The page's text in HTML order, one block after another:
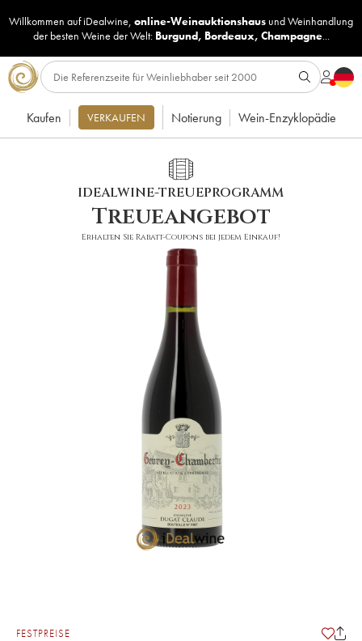
Willkommen auf iDealwine, online-Weinauktionshaus undWeinhandlung
der besten Weine der Welt: Burgund, Bordeaux, Champagne...
Kaufen VERKAUFEN Notierung Wein-Enzyklopädie
IDEALWINE-TREUEPROGRAMM
Treueangebot
Erhalten Sie Rabatt-Coupons bei jedem Einkauf!
FESTPREISE